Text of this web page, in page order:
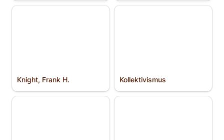
Knight, Frank H.
Knight, Frank H.
Kollektivismus
Kollektivismus
Konstitutio­nalismus Kosmopolitismus